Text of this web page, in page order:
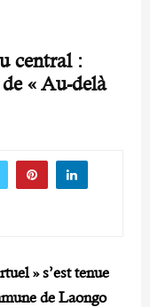
central :
« Au-delà
» s’est tenue
de Laongo